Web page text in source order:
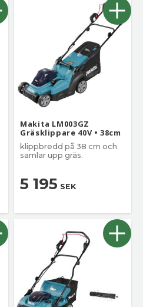
Makita LM003GZ
Gräsklippare 40V • 38cm
klippbredd på 38 cm och
samlar upp gräs.
5 195 SEK